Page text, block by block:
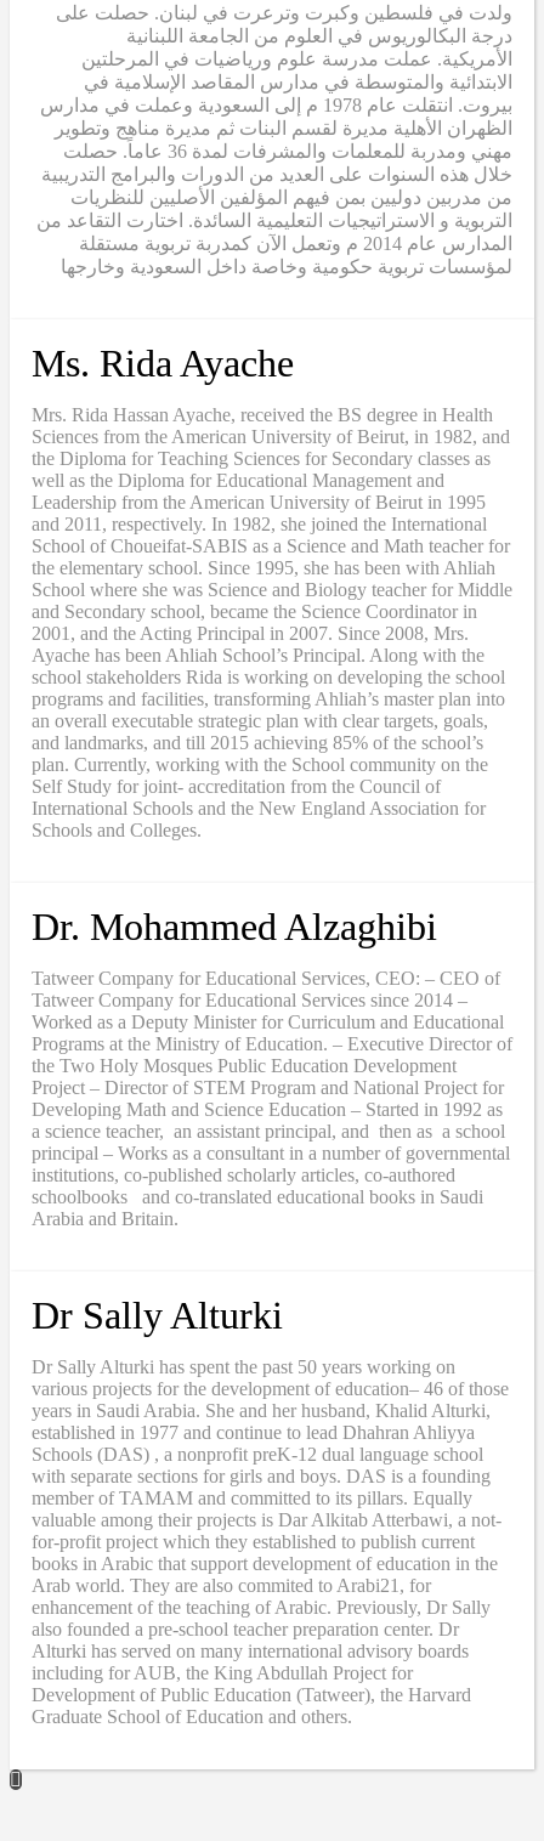
ولدت في فلسطين وكبرت وترعرت في لبنان. حصلت على
درجة البكالوريوس في العلوم من الجامعة اللبنانية
الأمريكية. عملت مدرسة علوم ورياضيات في المرحلتين
الابتدائية والمتوسطة في مدارس المقاصد الإسلامية في
بيروت. انتقلت عام 1978 م إلى السعودية وعملت في مدارس
الظهران الأهلية مديرة لقسم البنات ثم مديرة مناهج وتطوير
مهني ومدربة للمعلمات والمشرفات لمدة 36 عاماً. حصلت
خلال هذه السنوات على العديد من الدورات والبرامج التدريبية
من مدربين دوليين بمن فيهم المؤلفين الأصليين للنظريات
التربوية و الاستراتيجيات التعليمية السائدة. اختارت التقاعد من
المدارس عام 2014 م وتعمل الآن كمدربة تربوية مستقلة
لمؤسسات تربوية حكومية وخاصة داخل السعودية وخارجها
Ms. Rida Ayache
Mrs. Rida Hassan Ayache, received the BS degree in Health
Sciences from the American University of Beirut, in 1982, and
the Diploma for Teaching Sciences for Secondary classes as
well as the Diploma for Educational Management and
Leadership from the American University of Beirut in 1995
and 2011, respectively. In 1982, she joined the International
School of Choueifat-SABIS as a Science and Math teacher for
the elementary school. Since 1995, she has been with Ahliah
School where she was Science and Biology teacher for Middle
and Secondary school, became the Science Coordinator in
2001, and the Acting Principal in 2007. Since 2008, Mrs.
Ayache has been Ahliah School’s Principal. Along with the
school stakeholders Rida is working on developing the school
programs and facilities, transforming Ahliah’s master plan into
an overall executable strategic plan with clear targets, goals,
and landmarks, and till 2015 achieving 85% of the school’s
plan. Currently, working with the School community on the
Self Study for joint- accreditation from the Council of
International Schools and the New England Association for
Schools and Colleges.
Dr. Mohammed Alzaghibi
Tatweer Company for Educational Services, CEO: – CEO of
Tatweer Company for Educational Services since 2014 –
Worked as a Deputy Minister for Curriculum and Educational
Programs at the Ministry of Education. – Executive Director of
the Two Holy Mosques Public Education Development
Project – Director of STEM Program and National Project for
Developing Math and Science Education – Started in 1992 as
a science teacher, an assistant principal, and then as a school
principal – Works as a consultant in a number of governmental
institutions, co-published scholarly articles, co-authored
schoolbooks and co-translated educational books in Saudi
Arabia and Britain.
Dr Sally Alturki
Dr Sally Alturki has spent the past 50 years working on
various projects for the development of education– 46 of those
years in Saudi Arabia. She and her husband, Khalid Alturki,
established in 1977 and continue to lead Dhahran Ahliyya
Schools (DAS) , a nonprofit preK-12 dual language school
with separate sections for girls and boys. DAS is a founding
member of TAMAM and committed to its pillars. Equally
valuable among their projects is Dar Alkitab Atterbawi, a not-
for-profit project which they established to publish current
books in Arabic that support development of education in the
Arab world. They are also commited to Arabi21, for
enhancement of the teaching of Arabic. Previously, Dr Sally
also founded a pre-school teacher preparation center. Dr
Alturki has served on many international advisory boards
including for AUB, the King Abdullah Project for
Development of Public Education (Tatweer), the Harvard
Graduate School of Education and others.